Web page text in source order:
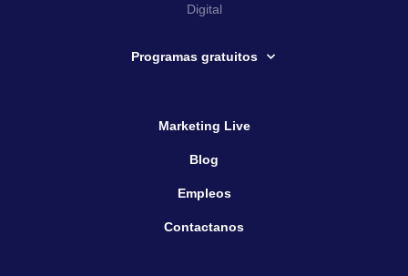
Digital
Programas gratuitos
Marketing Live
Blog
Empleos
Contactanos